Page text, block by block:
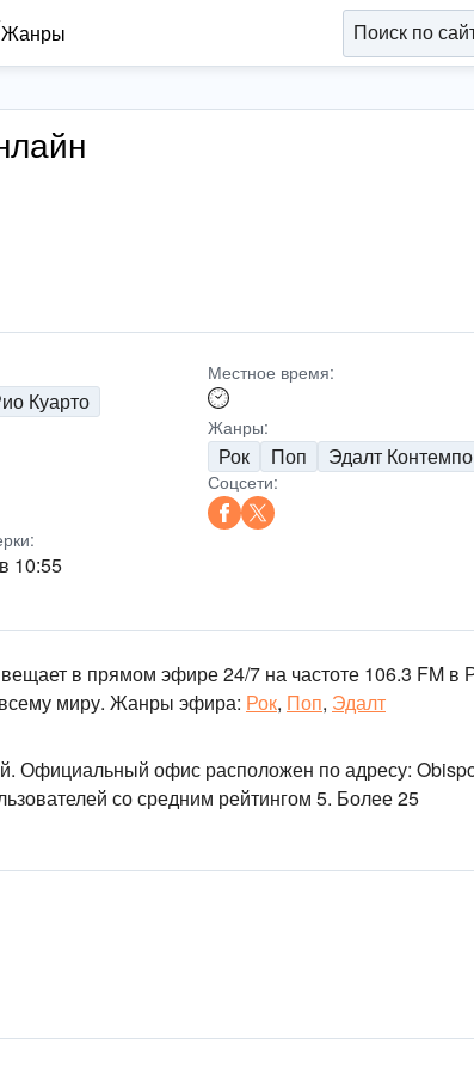
Жанры
Куарто
Местное время:
Жанры:
Рок Поп Эдалт
Соцсети:
10:55
в прямом эфире 24/7 на частоте 106.3 FM в
миру. Жанры эфира: Рок, Поп, Эдалт
. Официальный офис расположен по адресу:
со средним рейтингом 5. Более 25